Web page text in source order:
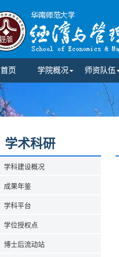
首页 学院概况 师资队伍
学术科研
学科建设概况
成果年鉴
学科平台
学位授权点
博士后流动站